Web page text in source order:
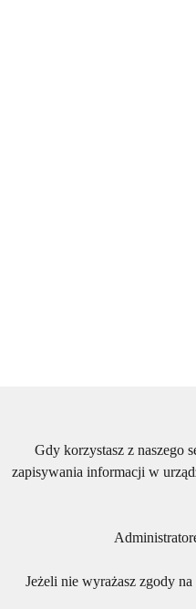
Gdy korzystasz z naszego
zapisywania informacji w
Jeżeli nie wyrażasz zgody